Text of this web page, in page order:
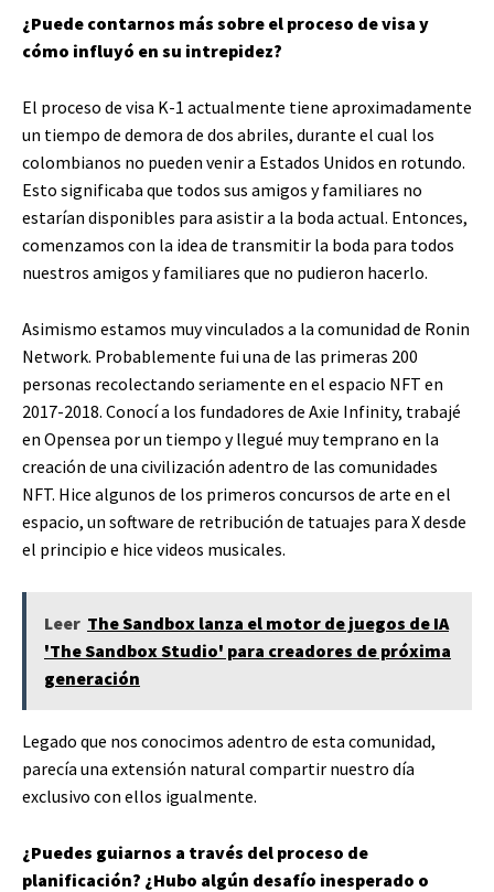
¿Puede contarnos más sobre el proceso de visa y
cómo influyó en su intrepidez?
El proceso de visa K-1 actualmente tiene aproximadamente
un tiempo de demora de dos abriles, durante el cual los
colombianos no pueden venir a Estados Unidos en rotundo.
Esto significaba que todos sus amigos y familiares no
estarían disponibles para asistir a la boda actual. Entonces,
comenzamos con la idea de transmitir la boda para todos
nuestros amigos y familiares que no pudieron hacerlo.
Asimismo estamos muy vinculados a la comunidad de Ronin
Network. Probablemente fui una de las primeras 200
personas recolectando seriamente en el espacio NFT en
2017-2018. Conocí a los fundadores de Axie Infinity, trabajé
en Opensea por un tiempo y llegué muy temprano en la
creación de una civilización adentro de las comunidades
NFT. Hice algunos de los primeros concursos de arte en el
espacio, un software de retribución de tatuajes para X desde
el principio e hice videos musicales.
Leer The Sandbox lanza el motor de juegos de IA
'The Sandbox Studio' para creadores de próxima
generación
Legado que nos conocimos adentro de esta comunidad,
parecía una extensión natural compartir nuestro día
exclusivo con ellos igualmente.
¿Puedes guiarnos a través del proceso de
planificación? ¿Hubo algún desafío inesperado o